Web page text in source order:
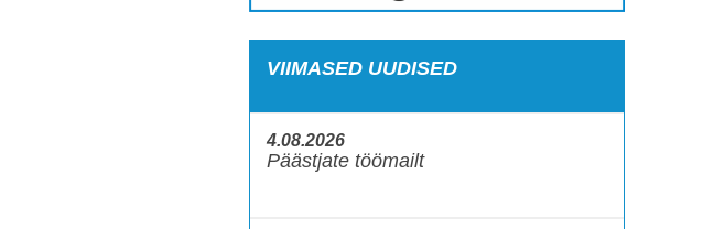
VIIMASED UUDISED
4.08.2026
Päästjate töömailt